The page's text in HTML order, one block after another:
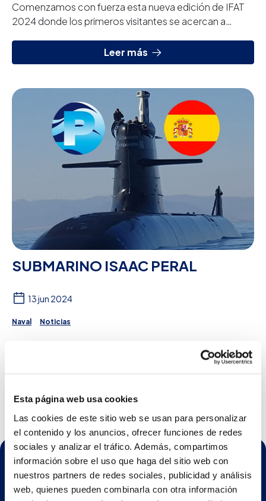
Esta página web usa cookies
Las cookies de este sitio web se usan para personalizar
el contenido y los anuncios, ofrecer funciones de redes
sociales y analizar el tráfico. Además, compartimos
información sobre el uso que haga del sitio web con
nuestros partners de redes sociales, publicidad y análisis
web, quienes pueden combinarla con otra información
Comenzamos con fuerza esta nueva edición de IFAT
2024 donde los primeros visitantes se acercan a
Leer más
SUBMARINO ISAAC PERAL
13 jun 2024
Naval Noticias
“Isaac Peral”, primer submarino de diseño y
construcción españoles.